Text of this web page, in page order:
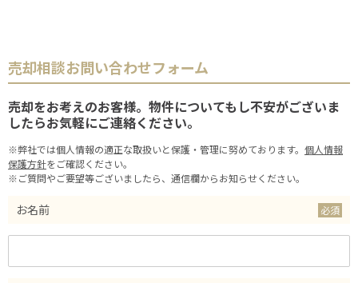
売却相談お問い合わせフォーム
売却をお考えのお客様。物件についてもし不安がございま
したらお気軽にご連絡ください。
※弊社では個人情報の適正な取扱いと保護・管理に努めております。 個人情報
保護方針をご確認ください。
※ご質問やご要望等ございましたら、通信欄からお知らせください。
お名前